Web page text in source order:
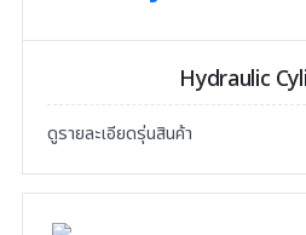
Hydraulic
ดูรายละเอียดรุ่นสินค้า